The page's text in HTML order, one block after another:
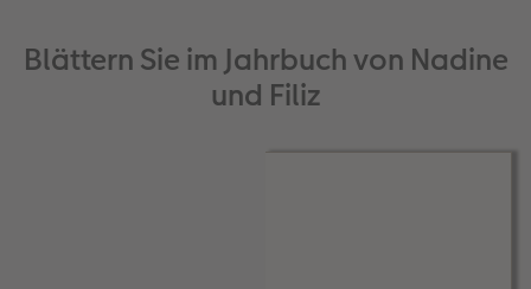
Blättern Sie im Jahrbuch von Nadine
und Filiz